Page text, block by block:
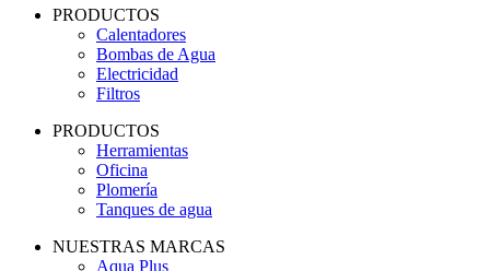
PRODUCTOS
Calentadores
Bombas de Agua
Electricidad
Filtros
PRODUCTOS
Herramientas
Oficina
Plomería
Tanques de agua
NUESTRAS MARCAS
Aqua Plus